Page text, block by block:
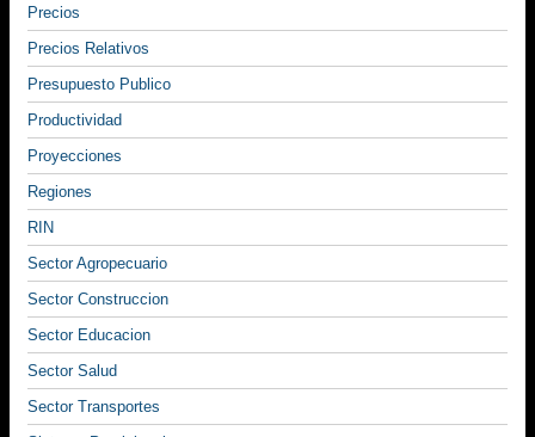
Precios
Precios Relativos
Presupuesto Publico
Productividad
Proyecciones
Regiones
RIN
Sector Agropecuario
Sector Construccion
Sector Educacion
Sector Salud
Sector Transportes